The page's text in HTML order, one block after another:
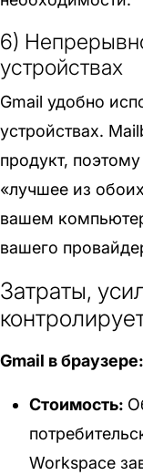
6)
устройствах
Gmail удобно
устройствах.
продукт,
«лучшее из
вашем
вашего
Затраты,
Gmail в
Стоимость:
Workspace